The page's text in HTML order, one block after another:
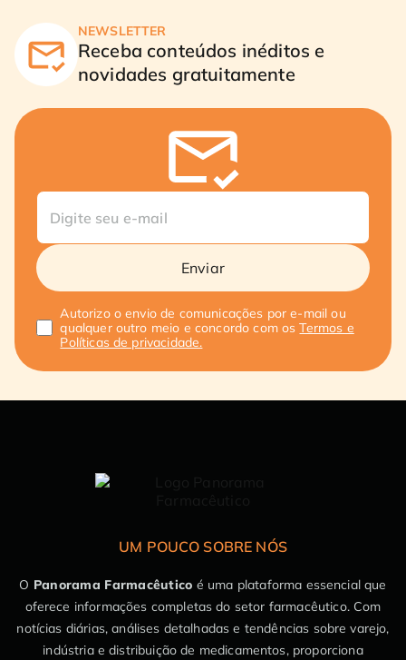
NEWSLETTER
Receba conteúdos inéditos e
novidades gratuitamente
Enviar
Autorizo o envio de comunicações por e-mail ou
qualquer outro meio e concordo com osTermos e
Políticas de privacidade.
UM POUCO SOBRE NÓS
O Panorama Farmacêutico é uma plataforma essencial que
oferece informações completas do setor farmacêutico. Com
notícias diárias, análises detalhadas e tendências sobre varejo,
indústria e distribuição de medicamentos, proporciona